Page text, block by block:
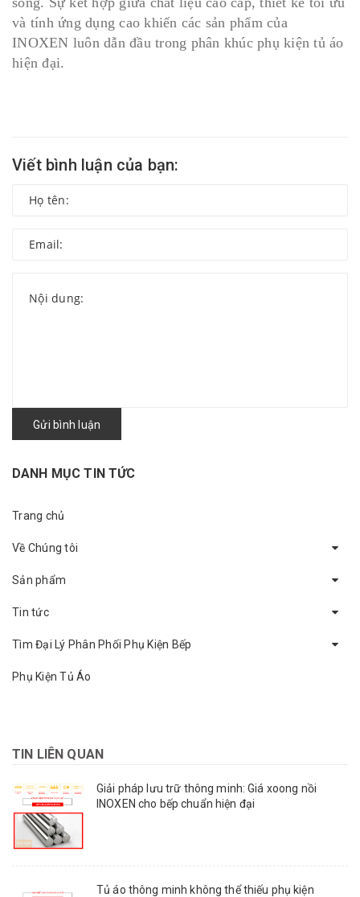
và tính ứng dụng cao khiến các sản phẩm của
INOXEN luôn dẫn đầu trong phân khúc phụ kiện tủ áo
hiện đại.
Viết bình luận của bạn:
Gửi bình luận
DANH MỤC TIN TỨC
Trang chủ
Về Chúng tôi
Sản phẩm
Tin tức
Tìm Đại Lý Phân Phối Phụ Kiện Bếp
Phụ Kiện Tủ Áo
TIN LIÊN QUAN
Giải pháp lưu trữ thông minh: Giá xoong nồi
INOXEN cho bếp chuẩn hiện đại
Tủ áo thông minh không thể thiếu phụ kiện